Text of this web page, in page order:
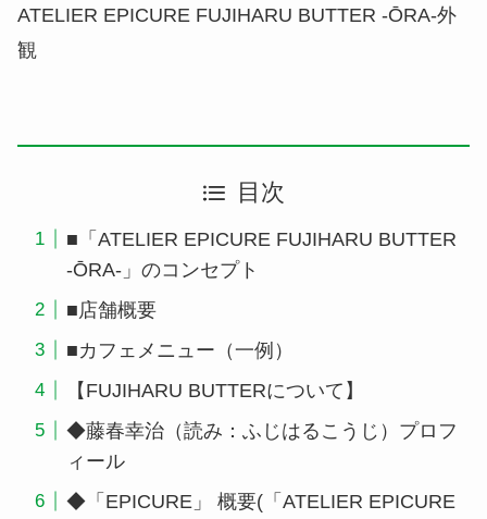
ATELIER EPICURE FUJIHARU BUTTER -ŌRA-外
観
目次
■「ATELIER EPICURE FUJIHARU BUTTER
-ŌRA-」のコンセプト
■店舗概要
■カフェメニュー（一例）
【FUJIHARU BUTTERについて】
◆藤春幸治（読み：ふじはるこうじ）プロフ
ィール
◆「EPICURE」 概要(「ATELIER EPICURE